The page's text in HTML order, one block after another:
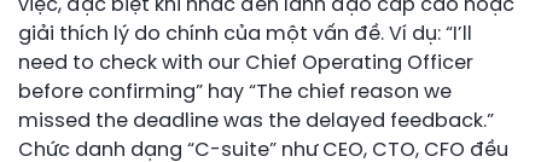
việc, đặc biệt khi nhắc đến lãnh đạo cấp cao hoặc
giải thích lý do chính của một vấn đề. Ví dụ: “I’ll
need to check with our Chief Operating Officer
before confirming” hay “The chief reason we
missed the deadline was the delayed feedback.”
Chức danh dạng “C-suite” như CEO, CTO, CFO đều